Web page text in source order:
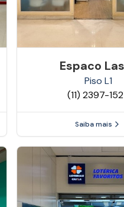
Espaco
Piso L1
(11) 2397-
Saiba mais